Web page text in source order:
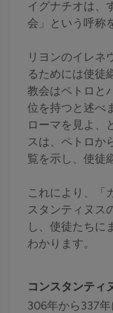
イグナチオは、
会」という呼称
リヨンのイレネ
るためには使徒
教会はペトロと
位を持つと述べ
ローマを見よ、
スは、ペトロか
覧を示し、使徒
これにより、「
スタンティヌス
し、使徒たちに
わかります。
コンスタンティ
306年から337